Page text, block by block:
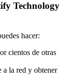
Technology
hacer:
cientos de otras
a la red y obtener